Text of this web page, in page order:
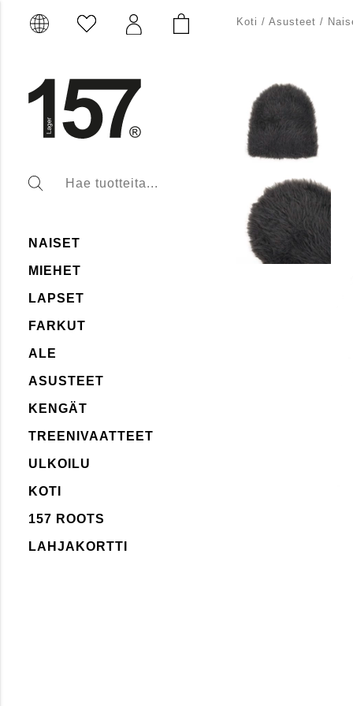
NAISET
MIEHET
LAPSET
FARKUT
ALE
ASUSTEET
KENGÄT
TREENIVAATTEET
ULKOILU
KOTI
157 ROOTS
LAHJAKORTTI
Koti / Asusteet /